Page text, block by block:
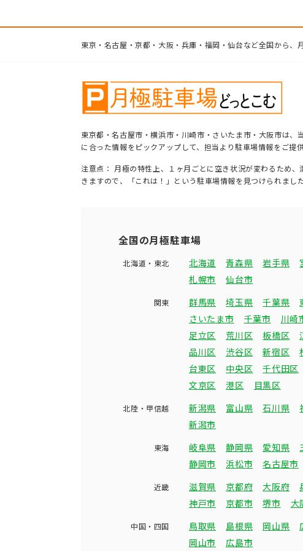
東京・名古屋・京都・大阪・兵庫・福岡・仙台など全国から、
東京都・名古屋市・横浜市・川崎市・さいたま市・大阪市は
に合った情報をピックアップして、担当より駐車場情報をご提
注意点： 月極の特性上、１ヶ月ごとに空き状況が変わるため
きますので、「これは！」という駐車場情報を見つけられまし
全国の月極駐車場
北海道・東北 北海道 青森県 岩手県
札幌市
仙台市
関東 群馬県 埼玉県 千葉県
さいたま市
千葉市 川崎
足立区
荒川区 板橋区
品川区
渋谷区 新宿区
台東区
中央区 千代田区
文京区
港区 目黒区
北陸・甲信越 新潟県 富山県 石川県
新潟市
東海 岐阜県 静岡県 愛知県
静岡市
浜松市 名古屋市
近畿 滋賀県 京都府 大阪府
神戸市
京都市 堺市 大
中国・四国 鳥取県 島根県 岡山県
岡山市
広島市